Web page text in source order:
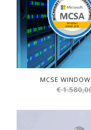
MCSE
€